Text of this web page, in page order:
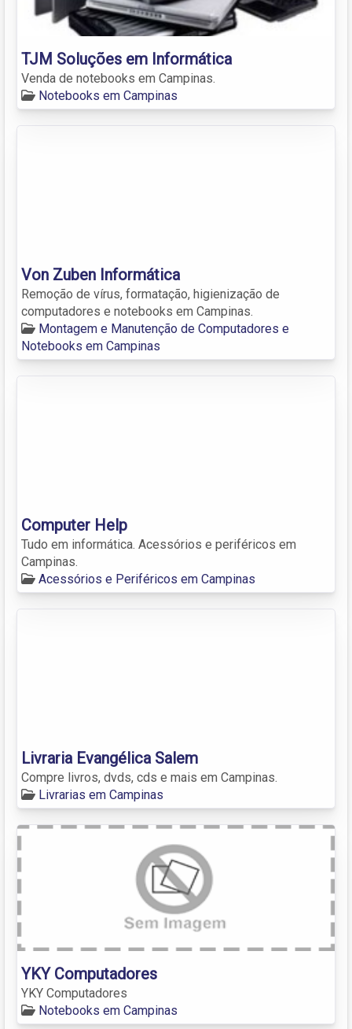
TJM Soluções em Informática
Venda de notebooks em Campinas.
Notebooks em Campinas
Von Zuben Informática
Remoção de vírus, formatação, higienização de
computadores e notebooks em Campinas.
Montagem e Manutenção de Computadores e
Notebooks em Campinas
Computer Help
Tudo em informática. Acessórios e periféricos em
Campinas.
Acessórios e Periféricos em Campinas
Livraria Evangélica Salem
Compre livros, dvds, cds e mais em Campinas.
Livrarias em Campinas
YKY Computadores
YKY Computadores
Notebooks em Campinas